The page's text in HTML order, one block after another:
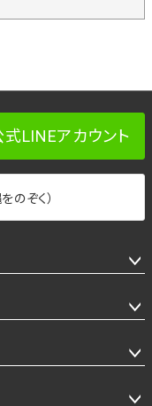
式LINEアカウント
のぞく）